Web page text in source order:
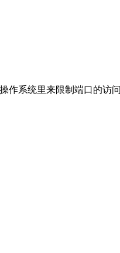
系统里来限制端口的访